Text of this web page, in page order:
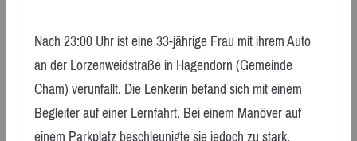
Nach 23:00 Uhr ist eine 33-jährige Frau mit ihrem Auto
an der Lorzenweidstraße in Hagendorn (Gemeinde
Cham) verunfallt. Die Lenkerin befand sich mit einem
Begleiter auf einer Lernfahrt. Bei einem Manöver auf